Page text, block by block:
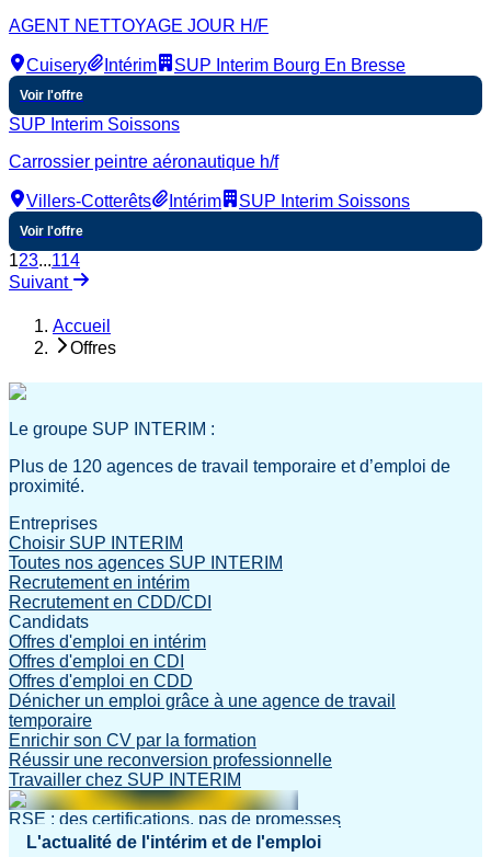
AGENT NETTOYAGE JOUR H/F
Cuisery Intérim SUP Interim Bourg En Bresse
Voir l'offre
SUP Interim Soissons
Carrossier peintre aéronautique h/f
Villers-Cotterêts Intérim SUP Interim Soissons
Voir l'offre
123...114
Suivant
Accueil
Offres
Le groupe SUP INTERIM :
Plus de 120 agences de travail temporaire et d’emploi de
proximité.
Entreprises
Choisir SUP INTERIM
Toutes nos agences SUP INTERIM
Recrutement en intérim
Recrutement en CDD/CDI
Candidats
Offres d'emploi en intérim
Offres d'emploi en CDI
Offres d'emploi en CDD
Dénicher un emploi grâce à une agence de travail
temporaire
Enrichir son CV par la formation
Réussir une reconversion professionnelle
Travailler chez SUP INTERIM
RSE : des certifications, pas de promesses
L'actualité de l'intérim et de l'emploi